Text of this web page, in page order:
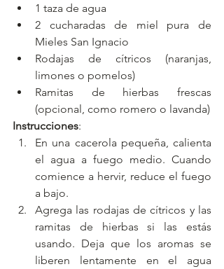
1 taza de agua
2 cucharadas de miel pura de
Mieles San Ignacio
Rodajas de cítricos (naranjas,
limones o pomelos)
Ramitas de hierbas frescas
(opcional, como romero o lavanda)
Instrucciones:
En una cacerola pequeña, calienta
el agua a fuego medio. Cuando
comience a hervir, reduce el fuego
a bajo.
Agrega las rodajas de cítricos y las
ramitas de hierbas si las estás
usando. Deja que los aromas se
liberen lentamente en el agua